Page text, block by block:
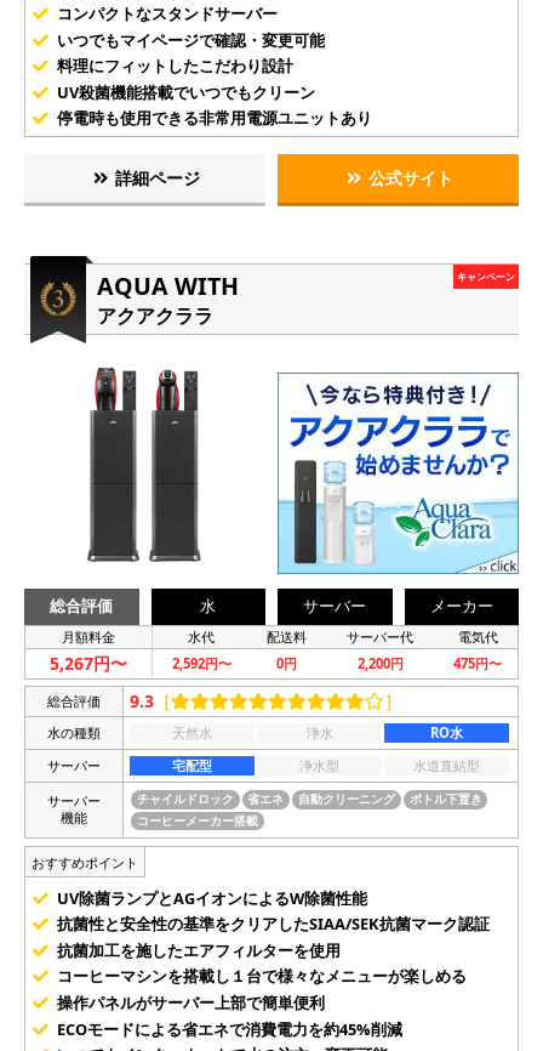
コンパクトなスタンドサーバー
いつでもマイページで確認・変更可能
料理にフィットしたこだわり設計
UV殺菌機能搭載でいつでもクリーン
停電時も使用できる非常用電源ユニットあり
詳細ページ 公式サイト
AQUA WITH
アクアクララ
キャンペーン
総合評価 水 サーバー メーカー
月額料金 水代 配送料 サーバー代 電気代
5,267円〜 2,592円〜 0円 2,200円 475円〜
総合評価 9.3 ［ ］
水の種類 天然水 浄水
RO水
サーバー
宅配型 浄水型
水道直結型
サーバー
機能
チャイルドロック 省エネ 自動クリーニング
ボトル下置き
コーヒーメーカー搭載
おすすめポイント
UV除菌ランプとAGイオンによるW除菌性能
抗菌性と安全性の基準をクリアしたSIAA/SEK抗菌マーク認証
抗菌加工を施したエアフィルターを使用
コーヒーマシンを搭載し１台で様々なメニューが楽しめる
操作パネルがサーバー上部で簡単便利
ECOモードによる省エネで消費電力を約45%削減